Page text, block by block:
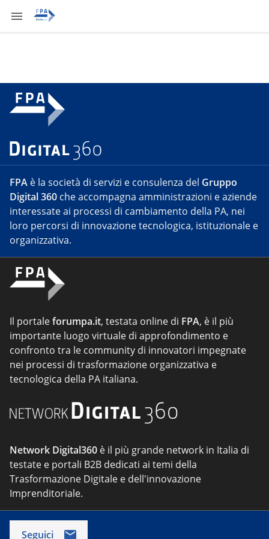
FPA è la società di servizi e consulenza del Gruppo
Digital 360 che accompagna amministrazioni e aziende
interessate ai processi di cambiamento della PA, nei
loro percorsi di innovazione tecnologica, istituzionale e
organizzativa.
Il portaleforumpa.it, testata online di FPA, è il più
importante luogo virtuale di approfondimento e
confronto tra le community di innovatori impegnate
nei processi di trasformazione organizzativa e
tecnologica della PA italiana.
Network Digital360 è il più grande network in Italia di
testate e portali B2B dedicati ai temi della
Trasformazione Digitale e dell'innovazione
Imprenditoriale.
Seguici